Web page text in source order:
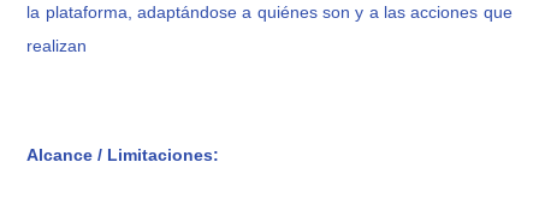
la plataforma, adaptándose a quiénes son y a las acciones que
realizan
Alcance / Limitaciones: